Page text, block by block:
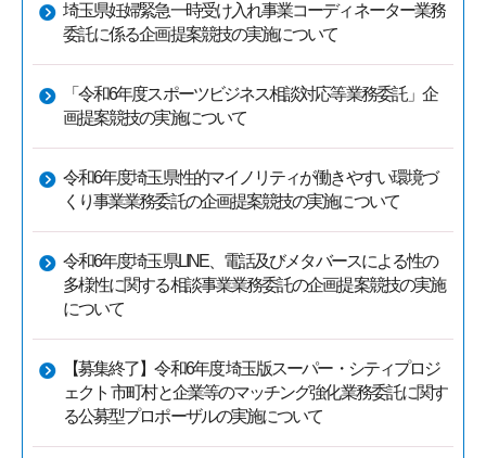
埼玉県妊婦緊急一時受け入れ事業コーディネーター業務
委託に係る企画提案競技の実施について
「令和6年度スポーツビジネス相談対応等業務委託」企
画提案競技の実施について
令和6年度埼玉県性的マイノリティが働きやすい環境づ
くり事業業務委託の企画提案競技の実施について
令和6年度埼玉県LINE、電話及びメタバースによる性の
多様性に関する相談事業業務委託の企画提案競技の実施
について
【募集終了】令和6年度 埼玉版スーパー・シティプロジ
ェクト 市町村と企業等のマッチング強化業務委託に関す
る公募型プロポーザルの実施について